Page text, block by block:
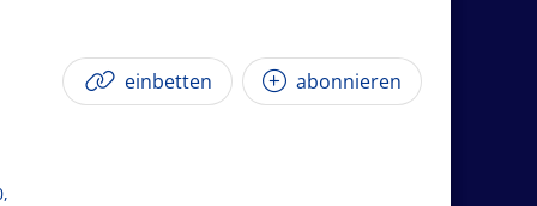
einbetten abonnieren